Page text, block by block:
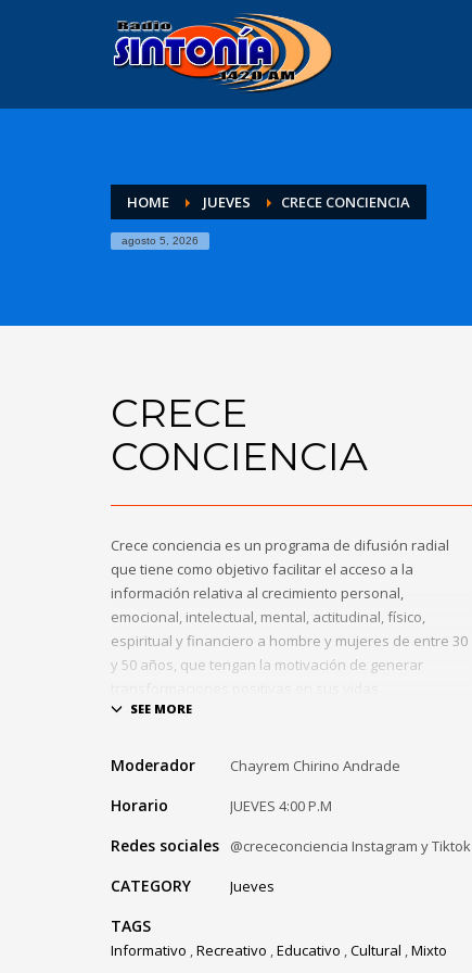
HOME JUEVES CRECE CONCIENCIA
agosto 5, 2026
CRECE
CONCIENCIA
Crece conciencia es un programa de difusión radial
que tiene como objetivo facilitar el acceso a la
información relativa al crecimiento personal,
emocional, intelectual, mental, actitudinal, físico,
espiritual y financiero a hombre y mujeres de entre 30
y 50 años, que tengan la motivación de generar
facilitar herramientas, estrategias y técnicas
humano, buscando con ello motivar al oyente, a través
especializado, a generar cambios significativos en su
vida, mediante la potenciación de sus capacidades
internas, externas y aprendidas, de cara a consolidar
una vida sana, plena y abundante.
Moderador Chayrem Chirino Andrade
Horario JUEVES 4:00 P.M
Redes sociales @crececonciencia Instagram y Tiktok
CATEGORY Jueves
TAGS
Informativo ,Recreativo ,Educativo ,Cultural ,Mixto